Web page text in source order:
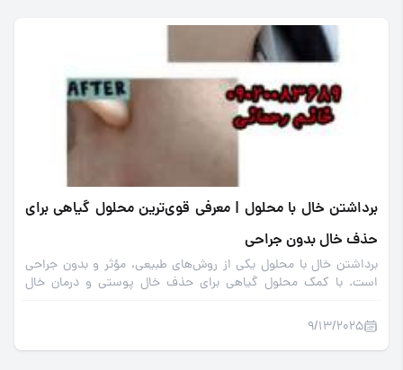
برداشتن خال با محلول | معرفی قوی‌ترین محلول گیاهی برای
حذف خال بدون جراحی
برداشتن خال با محلول یکی از روش‌های طبیعی، مؤثر و بدون جراحی
است. با کمک محلول گیاهی برای حذف خال پوستی و درمان خال
9/13/2025